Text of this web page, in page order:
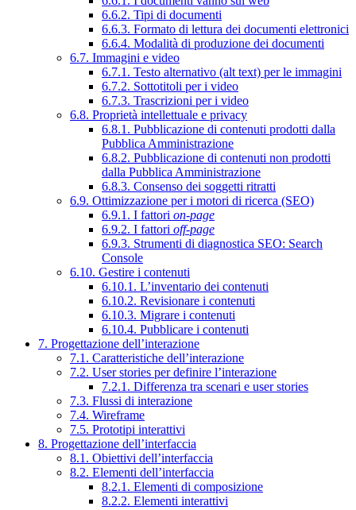
6.6.2. Tipi di documenti
6.6.3. Formato di lettura dei documenti elettronici
6.6.4. Modalità di produzione dei documenti
6.7. Immagini e video
6.7.1. Testo alternativo (alt text) per le immagini
6.7.2. Sottotitoli per i video
6.7.3. Trascrizioni per i video
6.8. Proprietà intellettuale e privacy
6.8.1. Pubblicazione di contenuti prodotti dalla
Pubblica Amministrazione
6.8.2. Pubblicazione di contenuti non prodotti
dalla Pubblica Amministrazione
6.8.3. Consenso dei soggetti ritratti
6.9. Ottimizzazione per i motori di ricerca (SEO)
6.9.1. I fattori on-page
6.9.2. I fattori off-page
6.9.3. Strumenti di diagnostica SEO: Search
Console
6.10. Gestire i contenuti
6.10.1. L’inventario dei contenuti
6.10.2. Revisionare i contenuti
6.10.3. Migrare i contenuti
6.10.4. Pubblicare i contenuti
7. Progettazione dell’interazione
7.1. Caratteristiche dell’interazione
7.2. User stories per definire l’interazione
7.2.1. Differenza tra scenari e user stories
7.3. Flussi di interazione
7.4. Wireframe
7.5. Prototipi interattivi
8. Progettazione dell’interfaccia
8.1. Obiettivi dell’interfaccia
8.2. Elementi dell’interfaccia
8.2.1. Elementi di composizione
8.2.2. Elementi interattivi